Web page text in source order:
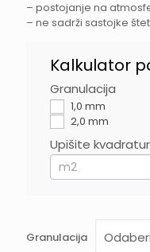
– postojanje na
– ne sadrži sastojke
EdelPutz
Kalkulator
Granulacija
1,0 mm
2,0 mm
Upišite
If
you
are
human,
leave
this
field
Granulacija